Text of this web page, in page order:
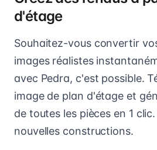
d'étage
Souhaitez-vous convertir
images réalistes
avec Pedra, c'est possible.
image de plan d'étage et
de toutes les pièces en 1
nouvelles constructions.